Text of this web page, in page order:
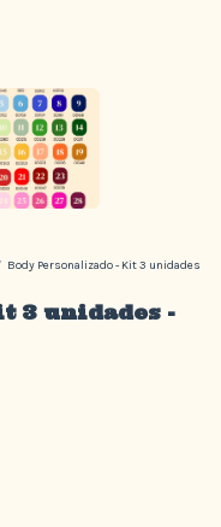
Body Personalizado - Kit 3 unidades
3 unidades -